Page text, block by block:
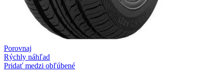
Porovnaj
Rýchly náhľad
Pridať medzi obľúbené